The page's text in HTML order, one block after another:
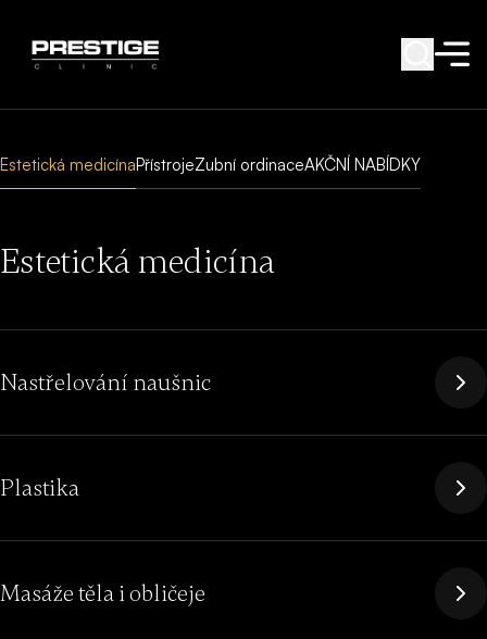
Estetická medicínaPřístrojeZubní ordinaceAKČNÍ NABÍDKY
Estetická medicína
Nastřelování naušnic
Plastika
Masáže těla i obličeje